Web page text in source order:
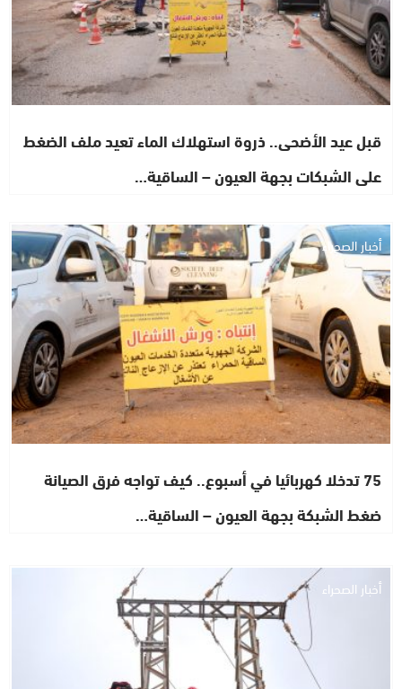
قبل عيد الأضحى.. ذروة استهلاك الماء تعيد ملف الضغط
على الشبكات بجهة العيون – الساقية…
أخبار الصحراء
75 تدخلا كهربائيا في أسبوع.. كيف تواجه فرق الصيانة
ضغط الشبكة بجهة العيون – الساقية…
أخبار الصحراء